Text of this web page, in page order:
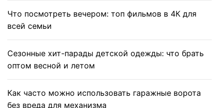
Что посмотреть вечером: топ фильмов в 4К для
всей семьи
Сезонные хит-парады детской одежды: что брать
оптом весной и летом
Как часто можно использовать гаражные ворота
без вреда для механизма